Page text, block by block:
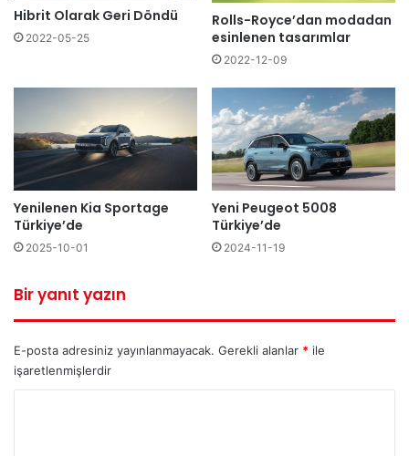
Hibrit Olarak Geri Döndü
2022-05-25
Rolls-Royce’dan modadan
esinlenen tasarımlar
2022-12-09
Yenilenen Kia Sportage
Türkiye’de
2025-10-01
Yeni Peugeot 5008
Türkiye’de
2024-11-19
Bir yanıt yazın
E-posta adresiniz yayınlanmayacak. Gerekli alanlar * ile
işaretlenmişlerdir